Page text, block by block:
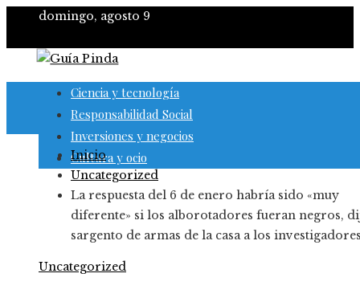
domingo, agosto 9
Ciencia y tecnología
Responsabilidad Social
Inversiones y negocios
Cultura y ocio
Inicio
Uncategorized
La respuesta del 6 de enero habría sido «muy
diferente» si los alborotadores fueran negros,
sargento de armas de la casa a los
Uncategorized